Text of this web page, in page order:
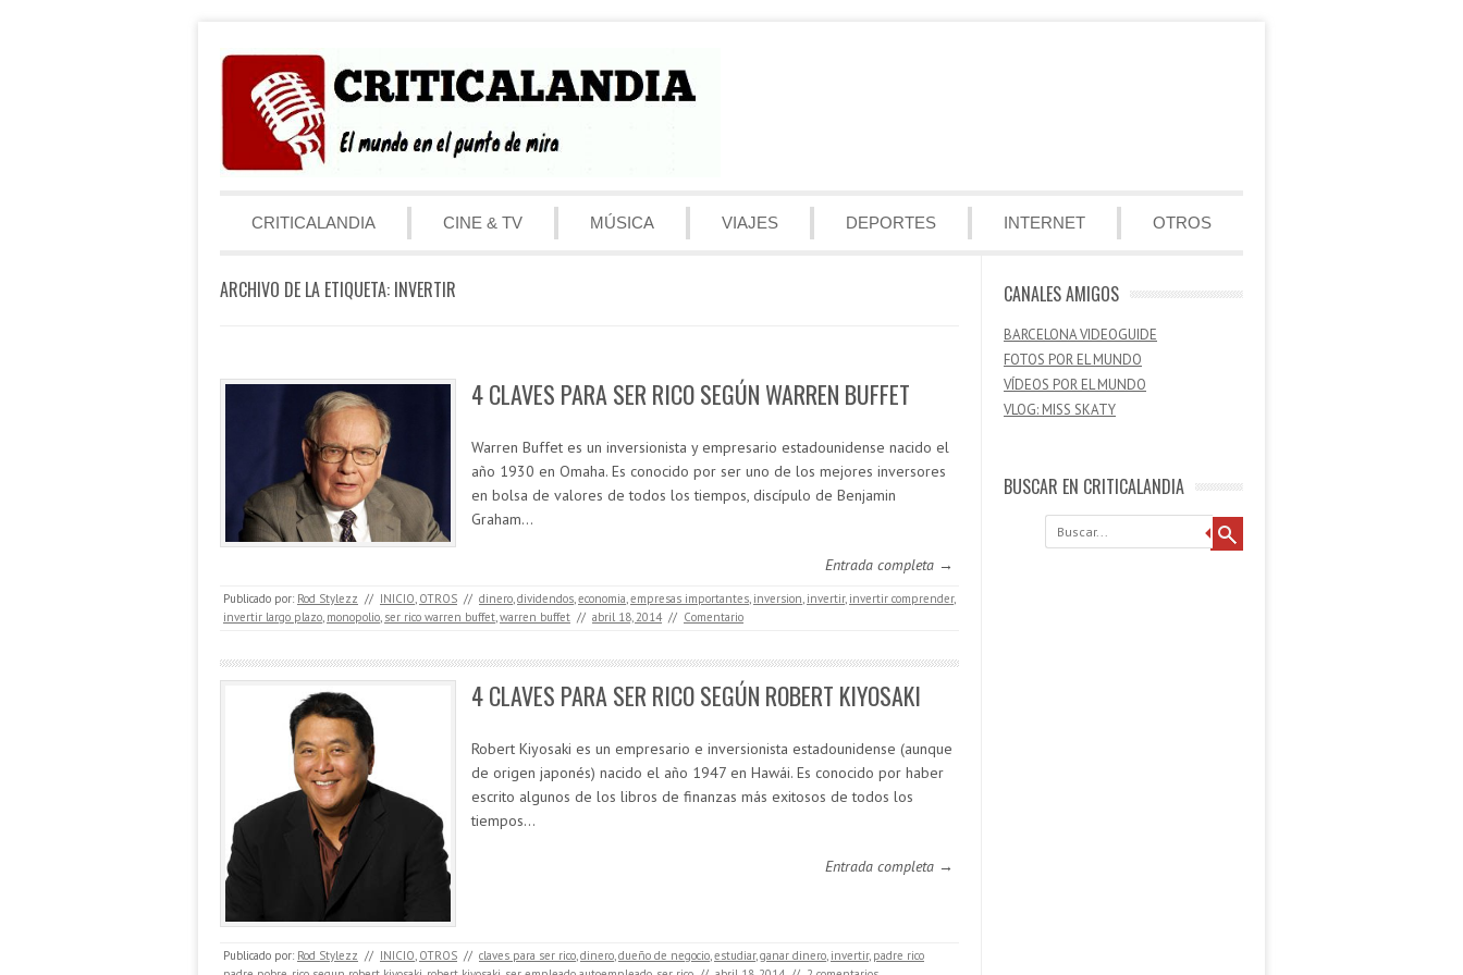
Menú
CRITICALANDIA
CINE & TV MÚSICA VIAJES DEPORTES INTERNET OTROS
ARCHIVO DE LA ETIQUETA: INVERTIR
4 CLAVES PARA SER RICO SEGÚN WARREN BUFFET
Warren Buffet es un inversionista y empresario estadounidense nacido el
año 1930 en Omaha. Es conocido por ser uno de los mejores inversores
en bolsa de valores de todos los tiempos, discípulo de Benjamin
Graham…
Entrada completa →
Publicado por: Rod Stylezz // INICIO, OTROS // dinero,dividendos,economia,empresas importantes, inversion, invertir, invertir comprender,
invertir largo plazo, monopolio, ser rico warren buffet,warren buffet // abril 18, 2014 // Comentario
4 CLAVES PARA SER RICO SEGÚN ROBERT KIYOSAKI
Robert Kiyosaki es un empresario e inversionista estadounidense (aunque
de origen japonés) nacido el año 1947 en Hawái. Es conocido por haber
escrito algunos de los libros de finanzas más exitosos de todos los
tiempos…
Entrada completa →
Publicado por: Rod Stylezz // INICIO, OTROS // claves para ser rico,dinero,dueño de negocio,estudiar,ganar dinero, invertir, padre rico
CANALES AMIGOS
BARCELONA VIDEOGUIDE
FOTOS POR EL MUNDO
VÍDEOS POR EL MUNDO
VLOG: MISS SKATY
BUSCAR EN CRITICALANDIA
Buscar